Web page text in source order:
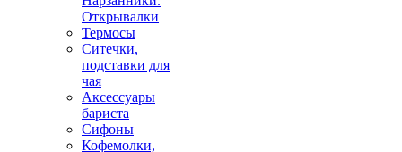
Открывалки
Термосы
Ситечки,
подставки для
чая
Аксессуары
бариста
Сифоны
Кофемолки,